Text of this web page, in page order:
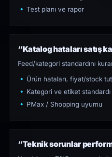
Test planı ve rapor
“Katalog hataları satış
Feed/kategori standardını
Ürün hataları, fiyat/stock
Kategori ve etiket standardı
PMax / Shopping uyumu
“Teknik sorunlar